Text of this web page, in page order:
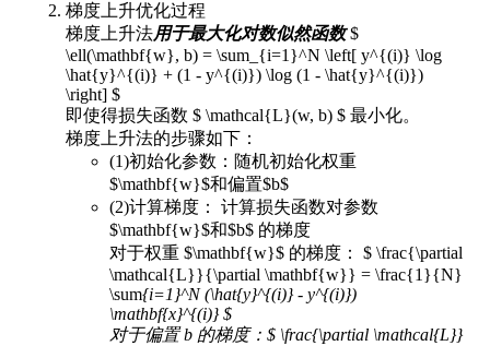
梯度上升优化过程
梯度上升法用于最大化对数似然函数$
\ell(\mathbf{w}, b) = \sum_{i=1}^N \left[ y^{(i)} \log
\hat{y}^{(i)} + (1 - y^{(i)}) \log (1 - \hat{y}^{(i)})
\right] $
即使得损失函数 $ \mathcal{L}(w, b) $ 最小化。
梯度上升法的步骤如下：
(1)初始化参数：随机初始化权重
$\mathbf{w}$和偏置$b$
(2)计算梯度： 计算损失函数对参数
$\mathbf{w}$和$b$ 的梯度
对于权重 $\mathbf{w}$ 的梯度： $ \frac{\partial
\mathcal{L}}{\partial \mathbf{w}} = \frac{1}{N}
\sum{i=1}^N (\hat{y}^{(i)} - y^{(i)})
\mathbf{x}^{(i)} $
对于偏置 b 的梯度：$ \frac{\partial \mathcal{L}}